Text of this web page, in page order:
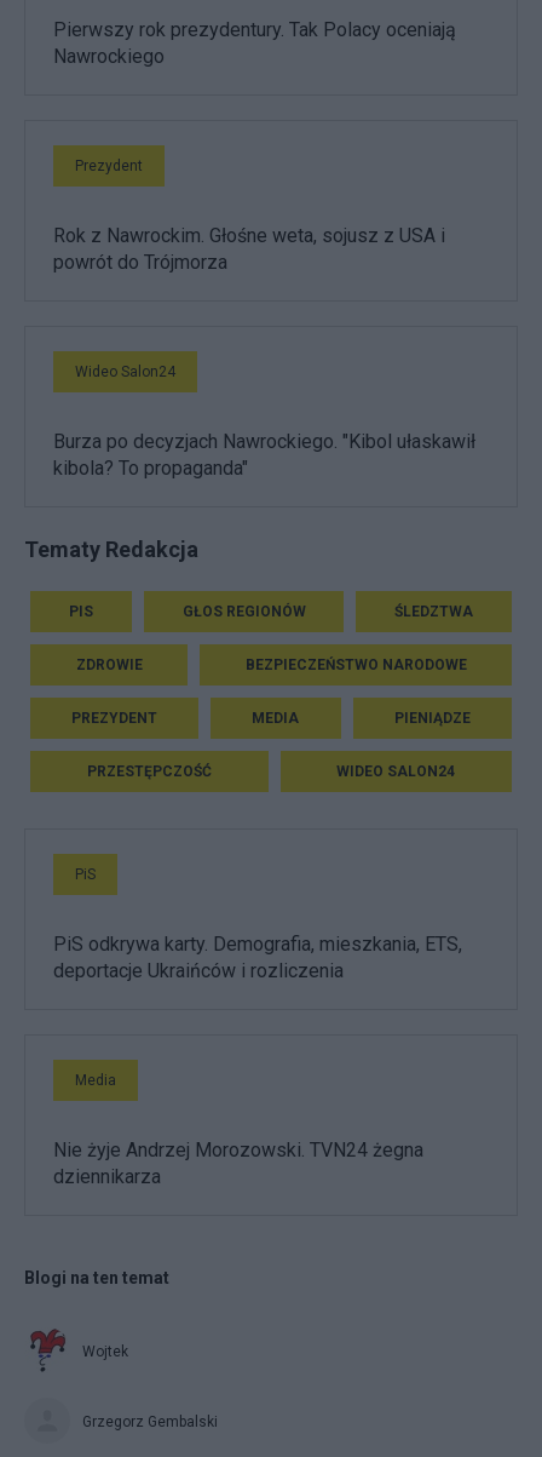
Pierwszy rok prezydentury. Tak Polacy oceniają
Nawrockiego
Prezydent
Rok z Nawrockim. Głośne weta, sojusz z USA i
powrót do Trójmorza
Wideo Salon24
Burza po decyzjach Nawrockiego. "Kibol ułaskawił
kibola? To propaganda"
Tematy Redakcja
PIS GŁOS REGIONÓW ŚLEDZTWA
ZDROWIE BEZPIECZEŃSTWO NARODOWE
PREZYDENT MEDIA PIENIĄDZE
PRZESTĘPCZOŚĆ WIDEO SALON24
PiS
PiS odkrywa karty. Demografia, mieszkania, ETS,
deportacje Ukraińców i rozliczenia
Media
Nie żyje Andrzej Morozowski. TVN24 żegna
dziennikarza
Blogi na ten temat
Wojtek
Grzegorz Gembalski